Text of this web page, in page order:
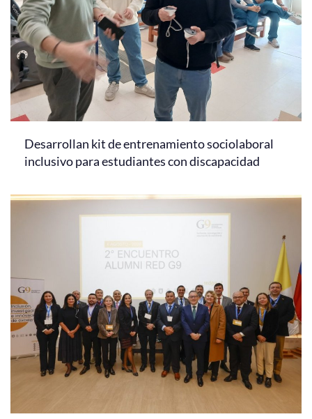
Desarrollan kit de entrenamiento sociolaboral
inclusivo para estudiantes con discapacidad